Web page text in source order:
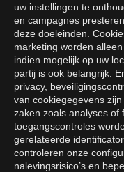
uw instellingen te
en campagnes
deze doeleinden.
marketing worden
indien mogelijk op uw
partij is ook belangrijk.
privacy,
van cookiegegevens
zaken zoals analyses of
toegangscontroles
gerelateerde
controleren onze
nalevingsrisico’s en